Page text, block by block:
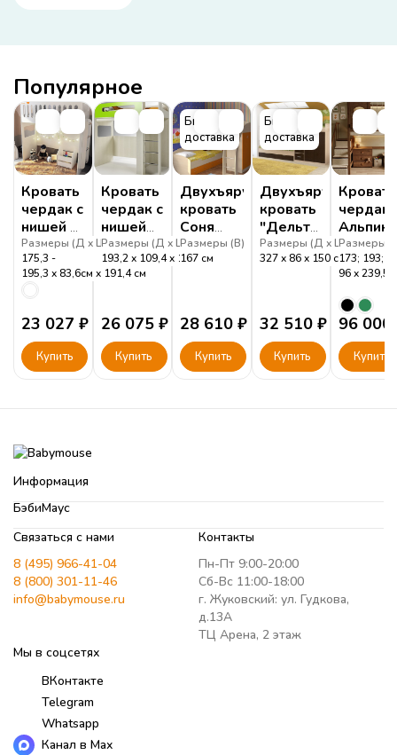
Популярное
Кровать
чердак с
нишей и
высоким
бортиком
ДС-27
Размеры (Д Ш В)
175,3 -
195,3
83,6см 191,4 см
23 027 ₽
Купить
Кровать
чердак с
нишей
24
Фанки
Кидз
Размеры (Д Ш В)
193,2
109,4 180см
26 075 ₽
Купить
Быстрая
доставка
Двухъярусная
кровать
Соня
1+2
Размеры (В)
167 см
28 610 ₽
Купить
Быстрая
доставка
Двухъярусная
кровать
"Дельта
18.04.02"
Размеры (Д Ш В)
327
86 150 см
32 510 ₽
Купить
чердак
Альпина
3
Размеры (
173; 193;
96
239,5
96 000
Купить
Информация
БэбиМаус
Связаться с нами
8 (495) 966-41-04
8 (800) 301-11-46
info@babymouse.ru
Контакты
Пн-Пт 9:00-20:00
Сб-Вс 11:00-18:00
г. Жуковский: ул. Гудкова,
д.13А
ТЦ Арена, 2 этаж
Мы в соцсетях
ВКонтакте
Telegram
Whatsapp
Канал в Max